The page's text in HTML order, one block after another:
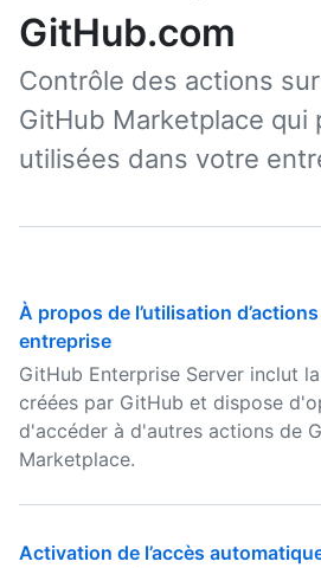
GitHub.com
Contrôle des actions
GitHub Marketplace qui
utilisées dans votre
À propos de l’utilisation
entreprise
GitHub Enterprise Server inclut
créées par GitHub et dispose
d'accéder à d'autres actions de
Marketplace.
Activation de l’accès